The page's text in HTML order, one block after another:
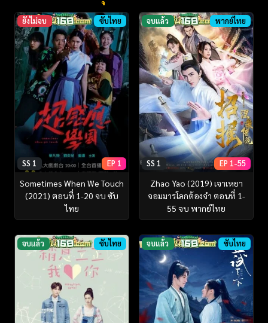
ยังไม่จบ ซับไทย
SS 1 EP 1
Sometimes When We Touch
(2021) ตอนที่ 1-20 จบ ซับ
ไทย
จบแล้ว พากย์ไทย
SS 1 EP 1-55
Zhao Yao (2019) เจาเหยา
จอมมารโลกต้องจำ ตอนที่ 1-
55 จบ พากย์ไทย
จบแล้ว ซับไทย จบแล้ว ซับไทย